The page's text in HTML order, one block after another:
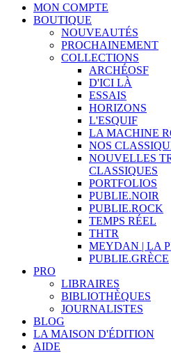
MON COMPTE
BOUTIQUE
NOUVEAUTÉS
PROCHAINEMENT
COLLECTIONS
ARCHÉOSF
D'ICI LÀ
ESSAIS
HORIZONS
L'ESQUIF
LA MACHINE
NOS
NOUVELLES
CLASSIQUES
PORTFOLIOS
PUBLIE.NOIR
PUBLIE.ROCK
TEMPS RÉEL
THTR
MEYDAN | LA
PUBLIE.GRÈCE
PRO
LIBRAIRES
BIBLIOTHÈQUES
JOURNALISTES
BLOG
LA MAISON D'ÉDITION
AIDE